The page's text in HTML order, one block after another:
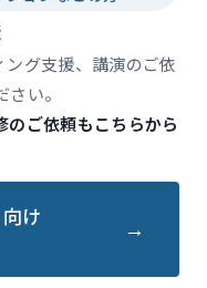
グ支援、講演のご依
い。
ご依頼もこちらから
け